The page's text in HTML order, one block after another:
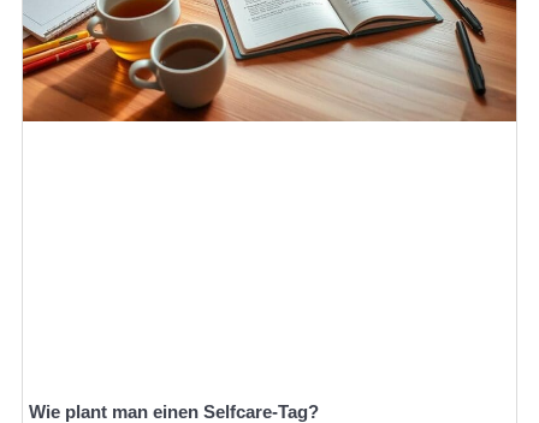
Wie plant man einen Selfcare-Tag?